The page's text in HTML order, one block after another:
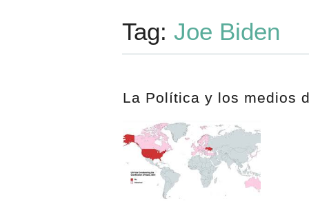
Tag: Joe Biden
La Política y los medios